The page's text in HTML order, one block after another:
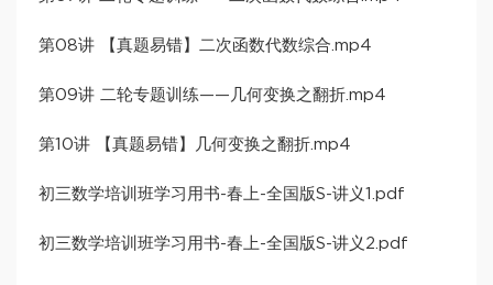
第08讲 【真题易错】二次函数代数综合.mp4
第09讲 二轮专题训练——几何变换之翻折.mp4
第10讲 【真题易错】几何变换之翻折.mp4
初三数学培训班学习用书-春上-全国版S-讲义1.pdf
初三数学培训班学习用书-春上-全国版S-讲义2.pdf